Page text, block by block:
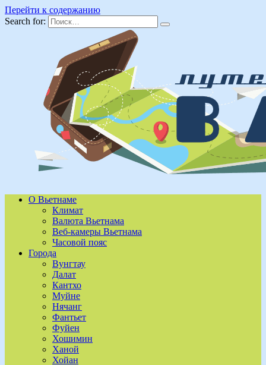
Перейти к содержанию
Search for:
О Вьетнаме
Климат
Валюта Вьетнама
Веб-камеры Вьетнама
Часовой пояс
Города
Вунгтау
Далат
Кантхо
Муйне
Нячанг
Фантьет
Фуйен
Хошимин
Ханой
Хойан